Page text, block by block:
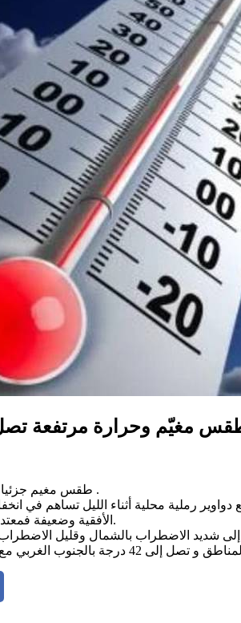
وحرارة مرتفعة تصل الى
طقس مغيم جزئيا بأغلب المناطق .
رملية محلية أثناء الليل تساهم في
الأفقية وضعيفة فمعتدلة ببقية الجهات.